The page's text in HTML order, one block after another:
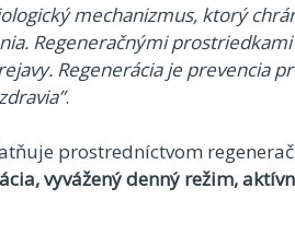
mechanizmus, ktorý
Regeneračnými
Regenerácia je prevencia
.
prostredníctvom
vyvážený denný režim,